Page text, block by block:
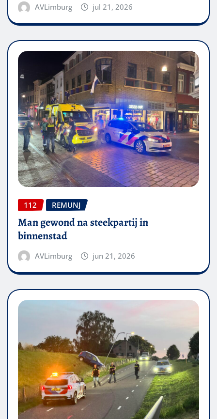
AVLimburg jul 21, 2026
112 REMUNJ
Man gewond na steekpartij in
binnenstad
AVLimburg jun 21, 2026